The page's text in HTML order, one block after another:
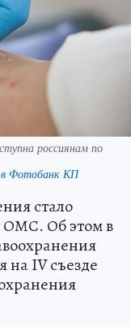
россиянам по
Фотобанк КП
стало
ОМС. Об этом в
на IV съезде